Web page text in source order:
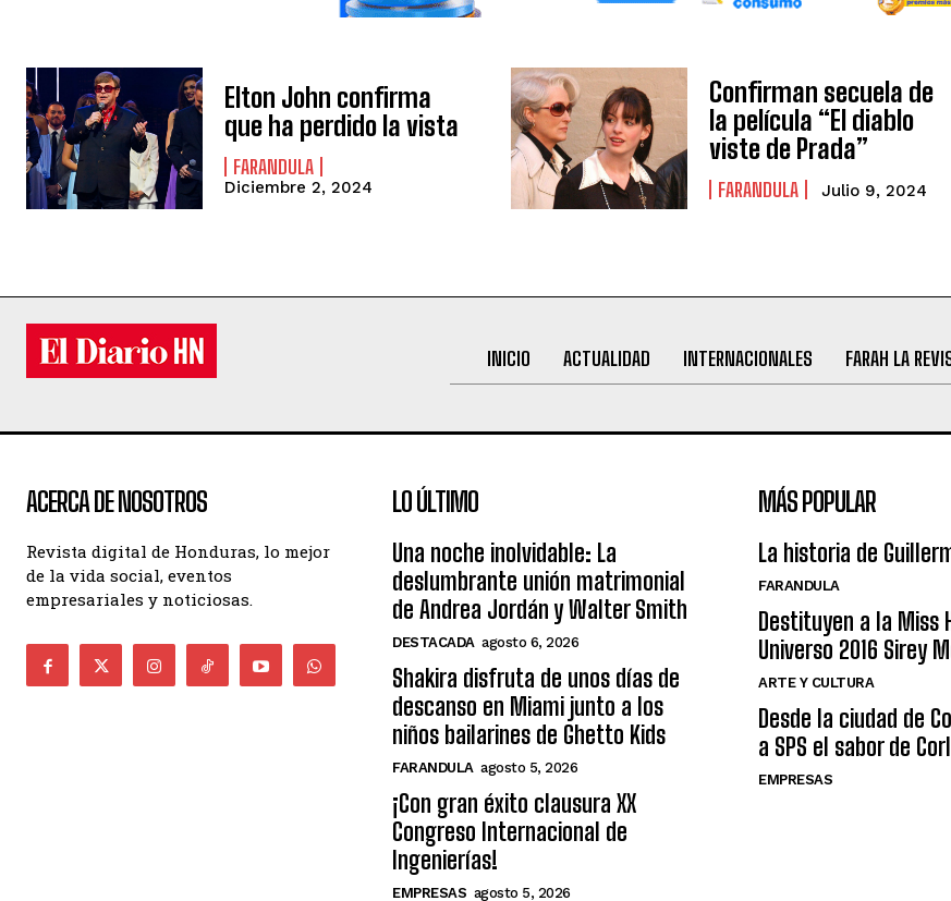
Elton John confirma
que ha perdido la vista
FARANDULA
Diciembre 2, 2024
Confirman secuela de
la película “El diablo
viste de Prada”
FARANDULA Julio 9, 2024
INICIO ACTUALIDAD INTERNACIONALES FARAH LA
ACERCA DE NOSOTROS
Revista digital de Honduras, lo mejor
de la vida social, eventos
empresariales y noticiosas.
LO ÚLTIMO
Una noche inolvidable: La
deslumbrante unión matrimonial
de Andrea Jordán y Walter Smith
DESTACADA agosto 6, 2026
Shakira disfruta de unos días de
descanso en Miami junto a los
niños bailarines de Ghetto Kids
FARANDULA agosto 5, 2026
¡Con gran éxito clausura XX
Congreso Internacional de
Ingenierías!
EMPRESAS agosto 5, 2026
MÁS POPULAR
La historia de
FARANDULA
Destituyen a la Miss
Universo 2016 Sirey
ARTE Y CULTURA
Desde la ciudad de
a SPS el sabor de
EMPRESAS